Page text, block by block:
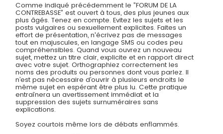
Comme indiqué précédemment le ”FORUM DE LA
CONTREBASSE” est ouvert à tous, des plus jeunes aux
plus âgés. Tenez en compte. Evitez les sujets et les
posts vulgaires ou sexuellement explicites. Faites un
effort de présentation, n'écrivez pas de messages
tout en majuscules, en langage SMS ou codes peu
compréhensibles. Quand vous ouvrez un nouveau
sujet, mettez un titre clair, explicite et en rapport direct
avec votre sujet. Orthographiez correctement les
noms des produits ou personnes dont vous parlez. Il
n’est pas nécessaire d’ouvrir à plusieurs endroits le
même sujet en espérant être plus lu. Cette pratique
entraînera un avertissement immédiat et la
suppression des sujets surnuméraires sans
explications.
Soyez courtois même lors de débats enflammés.